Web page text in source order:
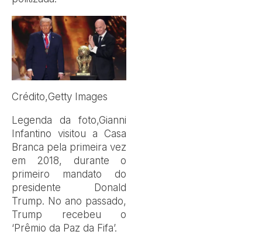
Crédito,Getty Images
Legenda da foto,Gianni
Infantino visitou a Casa
Branca pela primeira vez
em 2018, durante o
primeiro mandato do
presidente Donald
Trump. No ano passado,
Trump recebeu o
‘Prêmio da Paz da Fifa’.